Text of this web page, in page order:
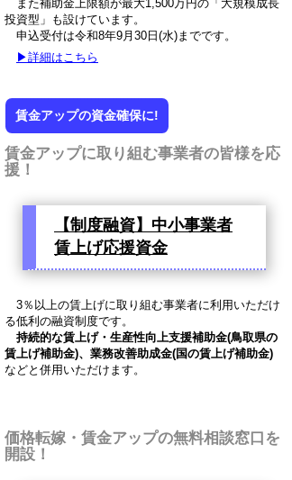
また補助金上限額が最大1,500万円の「大規模成長
投資型」も設けています。
申込受付は令和8年9月30日(水)までです。
▶詳細はこちら
賃金アップの資金確保に!
賃金アップに取り組む事業者の皆様を応
援！
【制度融資】中小事業者
賃上げ応援資金
3％以上の賃上げに取り組む事業者に利用いただけ
る低利の融資制度です。
持続的な賃上げ・生産性向上支援補助金(鳥取県の
賃上げ補助金)、業務改善助成金(国の賃上げ補助金)
などと併用いただけます。
価格転嫁・賃金アップの無料相談窓口を
開設！